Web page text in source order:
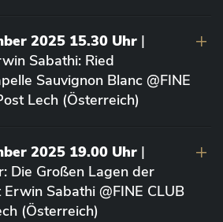
2025 15.30 Uhr |
Sabathi: Ried
Sauvignon Blanc @FINE
Lech (Österreich)
2025 19.00 Uhr |
Die Großen Lagen der
Sabathi @FINE CLUB
(Österreich)